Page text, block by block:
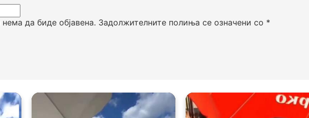
да биде објавена. Задолжителните полиња се означени со *